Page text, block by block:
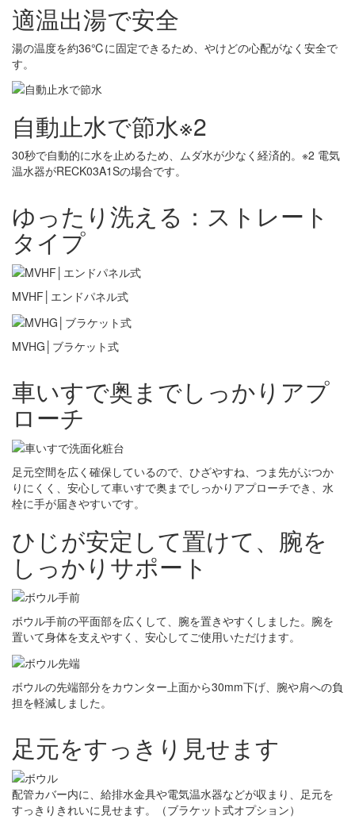
適温出湯で安全
湯の温度を約36℃に固定できるため、やけどの心配がなく安全で
す。
自動止水で節水※2
30秒で自動的に水を止めるため、ムダ水が少なく経済的。※2 電気
温水器がRECK03A1Sの場合です。
ゆったり洗える：ストレート
タイプ
MVHF│エンドパネル式
MVHG│ブラケット式
車いすで奥までしっかりアプ
ローチ
足元空間を広く確保しているので、ひざやすね、つま先がぶつか
りにくく、安心して車いすで奥までしっかりアプローチでき、水
栓に手が届きやすいです。
ひじが安定して置けて、腕を
しっかりサポート
ボウル手前の平面部を広くして、腕を置きやすくしました。腕を
置いて身体を支えやすく、安心してご使用いただけます。
ボウルの先端部分をカウンター上面から30mm下げ、腕や肩への負
担を軽減しました。
足元をすっきり見せます
配管カバー内に、給排水金具や電気温水器などが収まり、足元を
すっきりきれいに見せます。（ブラケット式オプション）